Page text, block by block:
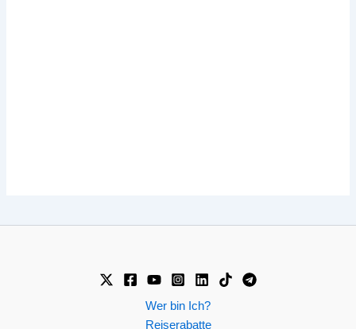
Wer bin Ich?
Reiserabatte